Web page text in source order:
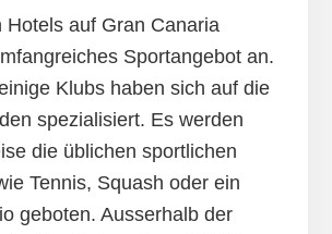
Hotels auf Gran Canaria
Sportangebot an.
Klubs haben sich auf die
spezialisiert. Es werden
die üblichen sportlichen
Tennis, Squash oder ein
geboten. Ausserhalb der